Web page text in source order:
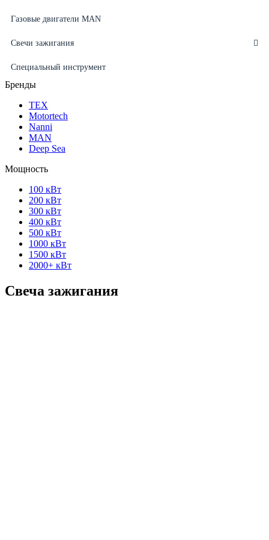
Газовые двигатели MAN
Свечи зажигания
Специальный инструмент
Бренды
ТЕХ
Motortech
Nanni
MAN
Deep Sea
Мощность
100 кВт
200 кВт
300 кВт
400 кВт
500 кВт
1000 кВт
1500 кВт
2000+ кВт
Свеча зажигания